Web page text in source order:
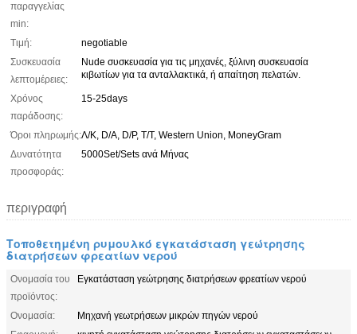
παραγγελίας
min:
Τιμή:
negotiable
Συσκευασία
λεπτομέρειες:
Nude συσκευασία για τις μηχανές, ξύλινη συσκευασία
κιβωτίων για τα ανταλλακτικά, ή απαίτηση πελατών.
Χρόνος
παράδοσης:
15-25days
Όροι πληρωμής:Λ/Κ, D/A, D/P, T/T, Western Union, MoneyGram
Δυνατότητα
προσφοράς:
5000Set/Sets ανά Μήνας
περιγραφή
Τοποθετημένη ρυμουλκό εγκατάσταση γεώτρησης
διατρήσεων φρεατίων νερού
Ονομασία του
προϊόντος:
Εγκατάσταση γεώτρησης διατρήσεων φρεατίων νερού
Ονομασία:
Μηχανή γεωτρήσεων μικρών πηγών νερού